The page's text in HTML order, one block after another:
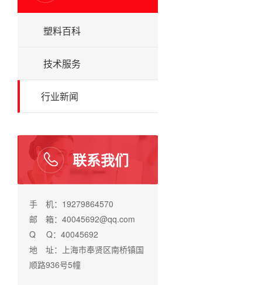
塑料百科
技术服务
行业新闻
联系我们
手 机：19279864570
邮 箱：40045692@qq.com
Q Q：40045692
地 址：上海市奉贤区南桥镇国
顺路936号5幢